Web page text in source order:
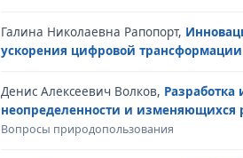
Галина Николаевна Рапопорт,
ускорения цифровой
Денис Алексеевич Волков,
неопределенности и изменяющихся
Вопросы природопользования